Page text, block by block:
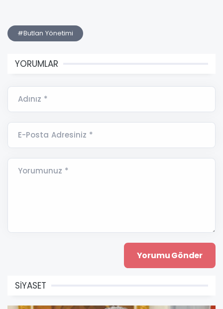
#Butlan Yönetimi
YORUMLAR
Adınız *
E-Posta Adresiniz *
Yorumunuz *
SİYASET